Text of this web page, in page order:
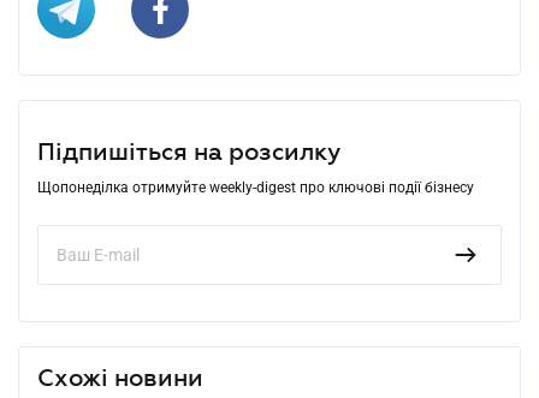
Підпишіться на розсилку
Щопонеділка отримуйте weekly-digest про ключові події бізнесу
Схожі новини